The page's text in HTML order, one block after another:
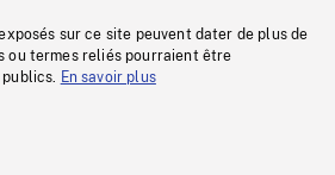
sur ce site peuvent dater de plus de
ou termes reliés pourraient être
En savoir plus